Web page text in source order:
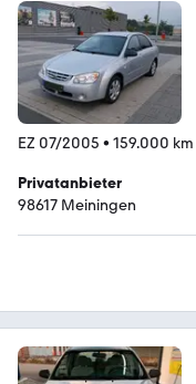
EZ 07/2005 • 159.000 km
Privatanbieter
98617 Meiningen